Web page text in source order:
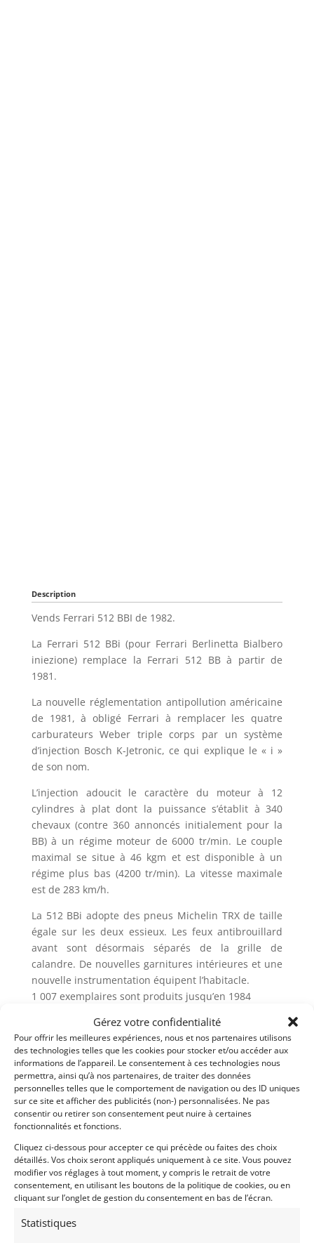
Gérez votre confidentialité
Pour offrir les meilleures expériences, nous et nos partenaires utilisons
des technologies telles que les cookies pour stocker et/ou accéder aux
informations de l’appareil. Le consentement à ces technologies nous
permettra, ainsi qu’à nos partenaires, de traiter des données
personnelles telles que le comportement de navigation ou des ID uniques
sur ce site et afficher des publicités (non-) personnalisées. Ne pas
consentir ou retirer son consentement peut nuire à certaines
fonctionnalités et fonctions.
Cliquez ci-dessous pour accepter ce qui précède ou faites des choix
détaillés. Vos choix seront appliqués uniquement à ce site. Vous pouvez
modifier vos réglages à tout moment, y compris le retrait de votre
consentement, en utilisant les boutons de la politique de cookies, ou en
cliquant sur l’onglet de gestion du consentement en bas de l’écran.
Statistiques
Description
Vends Ferrari 512 BBI de 1982.
La Ferrari 512 BBi (pour Ferrari Berlinetta Bialbero
iniezione) remplace la Ferrari 512 BB à partir de
1981.
La nouvelle réglementation antipollution américaine
de 1981, à obligé Ferrari à remplacer les quatre
carburateurs Weber triple corps par un système
d’injection Bosch K-Jetronic, ce qui explique le « i »
de son nom.
L’injection adoucit le caractère du moteur à 12
cylindres à plat dont la puissance s’établit à 340
chevaux (contre 360 annoncés initialement pour la
BB) à un régime moteur de 6000 tr/min. Le couple
maximal se situe à 46 kgm et est disponible à un
régime plus bas (4200 tr/min). La vitesse maximale
est de 283 km/h.
La 512 BBi adopte des pneus Michelin TRX de taille
égale sur les deux essieux. Les feux antibrouillard
avant sont désormais séparés de la grille de
calandre. De nouvelles garnitures intérieures et une
nouvelle instrumentation équipent l’habitacle.
1 007 exemplaires sont produits jusqu’en 1984
Notre BB n’affiche que 39 000 KM.
Elle est en parfait état et sera livrée révisée et prête
à prendre la route.
Pour plus de renseignements, n’hésitez pas à nous
contacter.
Demandez une expertise de ce modèle
Partager cette annonce